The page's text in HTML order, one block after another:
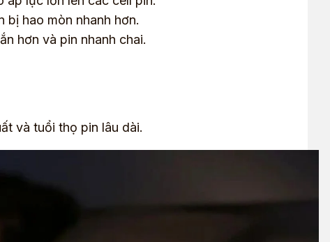
bị hao mòn nhanh hơn.
hơn và pin nhanh chai.
và tuổi thọ pin lâu dài.